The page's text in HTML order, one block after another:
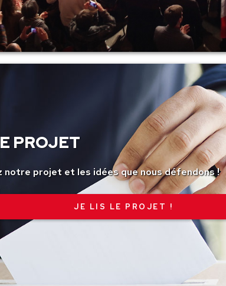
PROJET
notre projet et les idées que nous défendons !
JE LIS LE PROJET !